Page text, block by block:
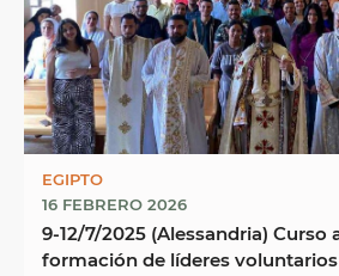
EGIPTO
16 FEBRERO 2026
9-12/7/2025 (Alessandria) Curso
formación de líderes